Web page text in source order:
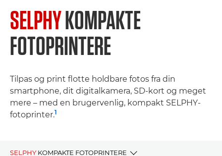
SELPHYKOMPAKTE
FOTOPRINTERE
Tilpas og print flotte holdbare fotos fra din
smartphone, dit digitalkamera, SD-kort og meget
mere – med en brugervenlig, kompakt SELPHY-
fotoprinter.1
SELPHY KOMPAKTE FOTOPRINTERE